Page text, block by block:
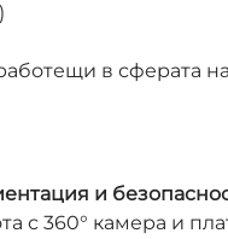
в сферата
и
с 360° камера и